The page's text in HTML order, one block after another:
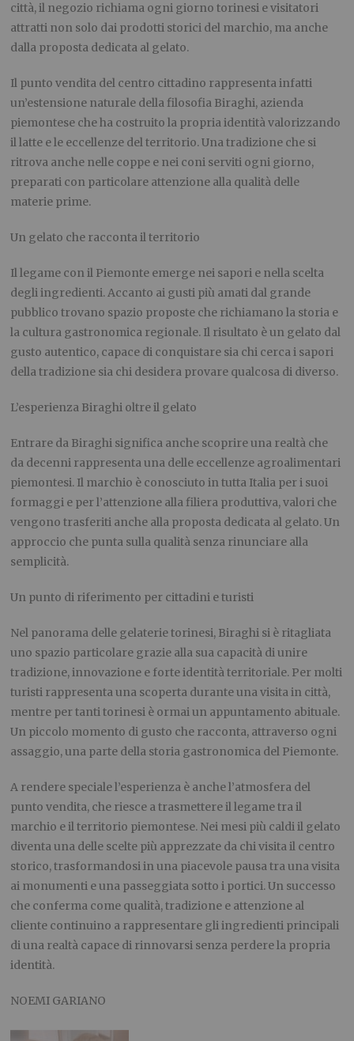
città, il negozio richiama ogni giorno torinesi e visitatori
attratti non solo dai prodotti storici del marchio, ma anche
dalla proposta dedicata al gelato.
Il punto vendita del centro cittadino rappresenta infatti
un’estensione naturale della filosofia Biraghi, azienda
piemontese che ha costruito la propria identità valorizzando
il latte e le eccellenze del territorio. Una tradizione che si
ritrova anche nelle coppe e nei coni serviti ogni giorno,
preparati con particolare attenzione alla qualità delle
materie prime.
Un gelato che racconta il territorio
Il legame con il Piemonte emerge nei sapori e nella scelta
degli ingredienti. Accanto ai gusti più amati dal grande
pubblico trovano spazio proposte che richiamano la storia e
la cultura gastronomica regionale. Il risultato è un gelato dal
gusto autentico, capace di conquistare sia chi cerca i sapori
della tradizione sia chi desidera provare qualcosa di diverso.
L’esperienza Biraghi oltre il gelato
Entrare da Biraghi significa anche scoprire una realtà che
da decenni rappresenta una delle eccellenze agroalimentari
piemontesi. Il marchio è conosciuto in tutta Italia per i suoi
formaggi e per l’attenzione alla filiera produttiva, valori che
vengono trasferiti anche alla proposta dedicata al gelato. Un
approccio che punta sulla qualità senza rinunciare alla
semplicità.
Un punto di riferimento per cittadini e turisti
Nel panorama delle gelaterie torinesi, Biraghi si è ritagliata
uno spazio particolare grazie alla sua capacità di unire
tradizione, innovazione e forte identità territoriale. Per molti
turisti rappresenta una scoperta durante una visita in città,
mentre per tanti torinesi è ormai un appuntamento abituale.
Un piccolo momento di gusto che racconta, attraverso ogni
assaggio, una parte della storia gastronomica del Piemonte.
A rendere speciale l’esperienza è anche l’atmosfera del
punto vendita, che riesce a trasmettere il legame tra il
marchio e il territorio piemontese. Nei mesi più caldi il gelato
diventa una delle scelte più apprezzate da chi visita il centro
storico, trasformandosi in una piacevole pausa tra una visita
ai monumenti e una passeggiata sotto i portici. Un successo
che conferma come qualità, tradizione e attenzione al
cliente continuino a rappresentare gli ingredienti principali
di una realtà capace di rinnovarsi senza perdere la propria
identità.
NOEMI GARIANO